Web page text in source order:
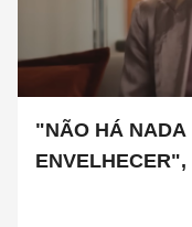
"NÃO HÁ NADA